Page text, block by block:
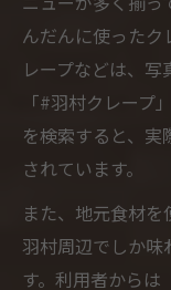
んだんに使ったク
レープなどは、
「#羽村クレープ
を検索すると、
されています。
また、地元食材
羽村周辺でしか
す。利用者から